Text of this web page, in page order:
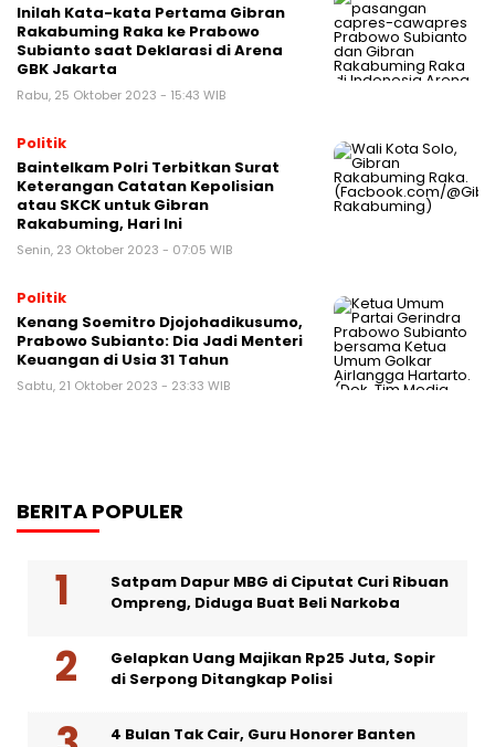
Inilah Kata-kata Pertama Gibran
Rakabuming Raka ke Prabowo
Subianto saat Deklarasi di Arena
GBK Jakarta
Rabu, 25 Oktober 2023 - 15:43 WIB
Politik
Baintelkam Polri Terbitkan Surat
Keterangan Catatan Kepolisian
atau SKCK untuk Gibran
Rakabuming, Hari Ini
Senin, 23 Oktober 2023 - 07:05 WIB
Politik
Kenang Soemitro Djojohadikusumo,
Prabowo Subianto: Dia Jadi Menteri
Keuangan di Usia 31 Tahun
Sabtu, 21 Oktober 2023 - 23:33 WIB
BERITA POPULER
Satpam Dapur MBG di Ciputat Curi Ribuan
Ompreng, Diduga Buat Beli Narkoba
Gelapkan Uang Majikan Rp25 Juta, Sopir
di Serpong Ditangkap Polisi
4 Bulan Tak Cair, Guru Honorer Banten